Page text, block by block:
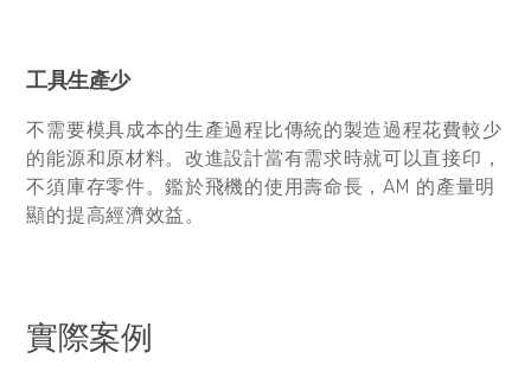
工具生產少
不需要模具成本的生產過程比傳統的製造過程花費較少
的能源和原材料。改進設計當有需求時就可以直接印，
不須庫存零件。鑑於飛機的使用壽命長，AM 的產量明
顯的提高經濟效益。
實際案例